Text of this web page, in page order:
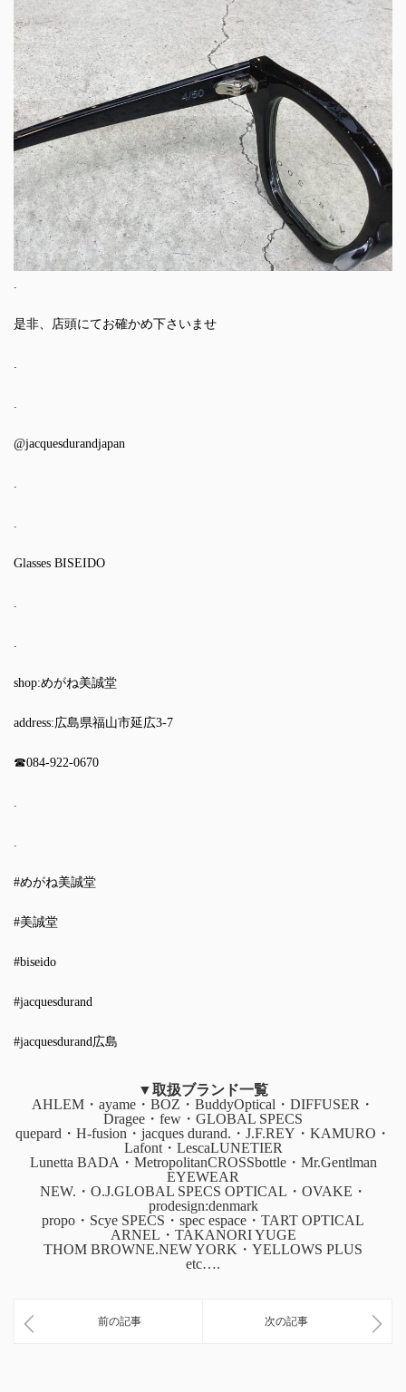
是非、店頭にてお確かめ下さいませ
@jacquesdurandjapan
Glasses BISEIDO
shop:めがね美誠堂
address:広島県福山市延広3-7
☎︎084-922-0670
#めがね美誠堂
#美誠堂
#biseido
#jacquesdurand
#jacquesdurand広島
▼取扱ブランド一覧
AHLEM・ayame・BOZ・BuddyOptical・DIFFUSER・
Dragee・few・GLOBAL SPECS
quepard・H-fusion・jacques durand.・J.F.REY・KAMURO・
Lafont・LescaLUNETIER
Lunetta BADA・MetropolitanCROSSbottle・Mr.Gentlman
EYEWEAR
NEW.・O.J.GLOBAL SPECS OPTICAL・OVAKE・
prodesign:denmark
propo・Scye SPECS・spec espace・TART OPTICAL
ARNEL・TAKANORI YUGE
THOM BROWNE.NEW YORK・YELLOWS PLUS
etc….
前の記事 次の記事